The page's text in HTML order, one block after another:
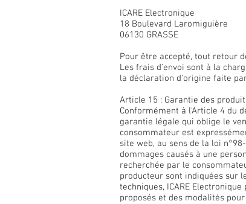
ICARE Electronique
18 Boulevard Laromiguière
06130 GRASSE
Pour être accepté, tout retour
Les frais d'envoi sont à la
la déclaration d'origine faite
Article 15 : Garantie des
Conformément à l'Article 4 du
garantie légale qui oblige le
consommateur est
site web, au sens de la loi
dommages causés à une
recherchée par le
producteur sont indiquées sur
techniques, ICARE
proposés et des modalités